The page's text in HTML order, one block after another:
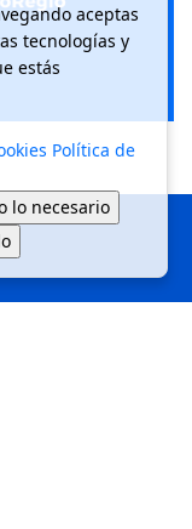
aceptas
tecnologías y
estás
Política de
lo necesario